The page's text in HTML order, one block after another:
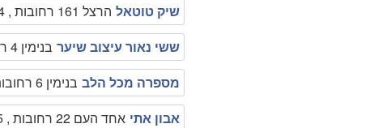
שיק טוטאל הרצל 161 רחובות , 089475354
ששי נאור עיצוב שיער בנימין 4 רחובות , 089492043
מספרה מכל הלב בנימין 6 רחובות , 0523941735
אבון אתי אחד העם 22 רחובות , 089476515